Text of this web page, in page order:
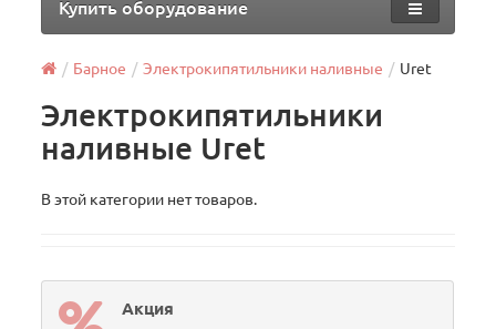
Купить оборудование
Барное Электрокипятильники наливные Uret
Электрокипятильники
наливные Uret
В этой категории нет товаров.
Акция